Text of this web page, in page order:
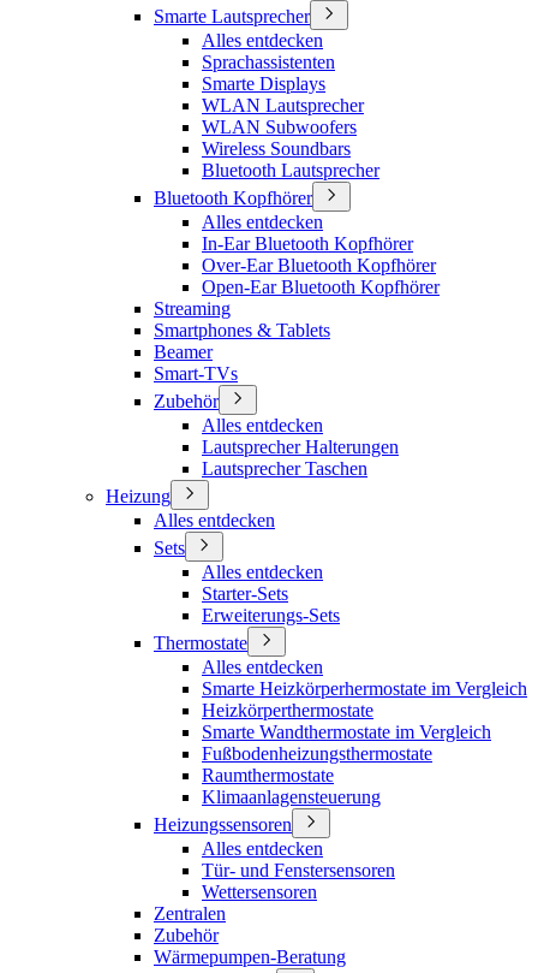
Smarte Lautsprecher
Alles entdecken
Sprachassistenten
Smarte Displays
WLAN Lautsprecher
WLAN Subwoofers
Wireless Soundbars
Bluetooth Lautsprecher
Bluetooth Kopfhörer
Alles entdecken
In-Ear Bluetooth Kopfhörer
Over-Ear Bluetooth Kopfhörer
Open-Ear Bluetooth Kopfhörer
Streaming
Smartphones & Tablets
Beamer
Smart-TVs
Zubehör
Alles entdecken
Lautsprecher Halterungen
Lautsprecher Taschen
Heizung
Alles entdecken
Sets
Alles entdecken
Starter-Sets
Erweiterungs-Sets
Thermostate
Alles entdecken
Smarte Heizkörperhermostate im Vergleich
Heizkörperthermostate
Smarte Wandthermostate im Vergleich
Fußbodenheizungsthermostate
Raumthermostate
Klimaanlagensteuerung
Heizungssensoren
Alles entdecken
Tür- und Fenstersensoren
Wettersensoren
Zentralen
Zubehör
Wärmepumpen-Beratung